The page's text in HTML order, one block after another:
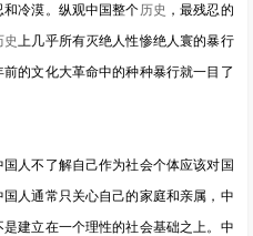
冷漠。纵观中国整个历史 ，最残忍的
史 上几乎所有灭绝人性惨绝人寰的暴行
的文化大革命中的种种暴行就一目了
人不了解自己作为社会个体应该对国
人通常只关心自己的家庭和亲属，中
建立在一个理性的社会基础之上。中